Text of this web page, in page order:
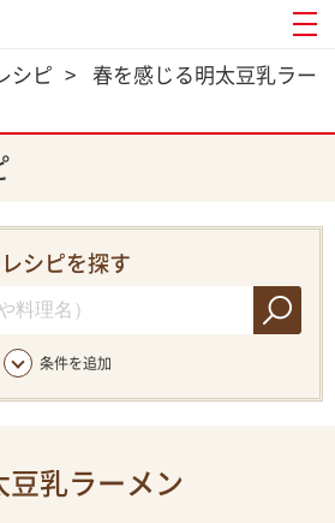
シピ >
春を感じる明太豆乳ラー
レシピを探す
条件を追加
豆乳ラーメン